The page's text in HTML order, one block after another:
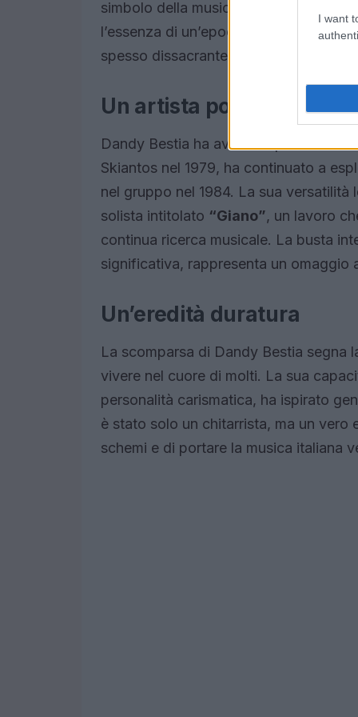
I want
simbolo della musica alternativa degli
l’essenza di un’epoca, affrontando
spesso dissacrante.
Un artista poliedrico
Dandy Bestia ha avuto un percorso
Skiantos nel 1979, ha continuato a
nel gruppo nel 1984. La sua
solista intitolato “Giano”, un lavoro
continua ricerca musicale. La busta
significativa, rappresenta un omaggio
Un’eredità duratura
La scomparsa di Dandy Bestia segna
vivere nel cuore di molti. La sua
personalità carismatica, ha ispirato
è stato solo un chitarrista, ma un
schemi e di portare la musica italiana